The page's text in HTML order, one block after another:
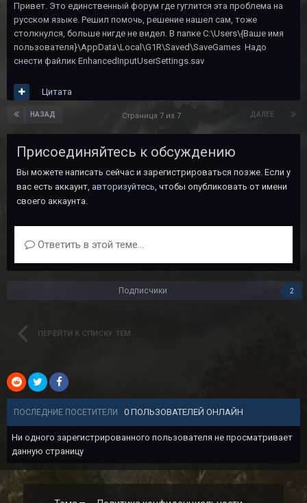
Привет. Это единственный форум где гуглится эта проблема на
русском языке. Решил помочь, решение нашел сам, тоже
столкнулся, больше нигде не видел. В папке C:\Users\{Ваше имя
пользователя}\AppData\Local\G1R\Saved\SaveGames Надо
снести файлик EnhancedInputUserSettings.sav
Цитата
НАЗАД ДАЛЕЕ
Страница 7 из 7
Присоединяйтесь к обсуждению
Вы можете написать сейчас и зарегистрироваться позже. Если у
вас есть аккаунт, авторизуйтесь, чтобы опубликовать от имени
своего аккаунта.
Ответить в этой теме...
Подписчики 2
ПЕРЕЙТИ К СПИСКУ ТЕМ
ПОСЛЕДНИЕ ПОСЕТИТЕЛИ 0 ПОЛЬЗОВАТЕЛЕЙ ОНЛАЙН
Ни одного зарегистрированного пользователя не просматривает
данную страницу